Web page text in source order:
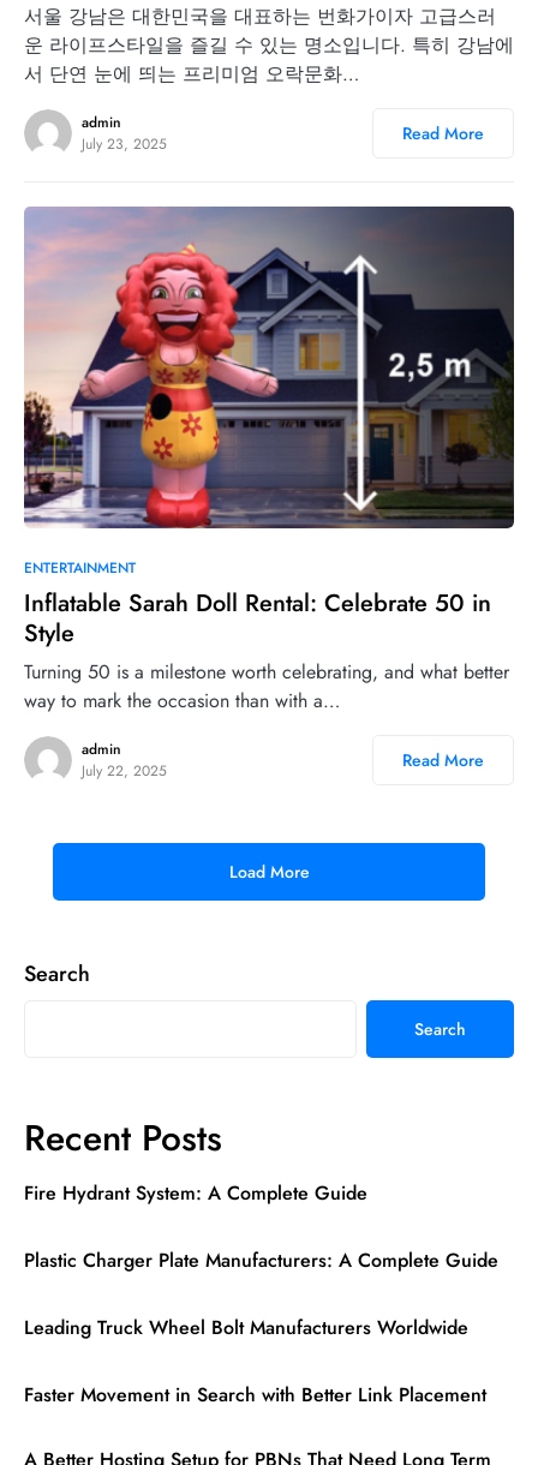
서울 강남은 대한민국을 대표하는 번화가이자 고급스러
운 라이프스타일을 즐길 수 있는 명소입니다. 특히 강남에
서 단연 눈에 띄는 프리미엄 오락문화…
admin
July 23, 2025
Read More
ENTERTAINMENT
Inflatable Sarah Doll Rental: Celebrate 50 in
Style
Turning 50 is a milestone worth celebrating, and what better
way to mark the occasion than with a…
admin
July 22, 2025
Read More
Load More
Search
Search
Recent Posts
Fire Hydrant System: A Complete Guide
Plastic Charger Plate Manufacturers: A Complete Guide
Leading Truck Wheel Bolt Manufacturers Worldwide
Faster Movement in Search with Better Link Placement